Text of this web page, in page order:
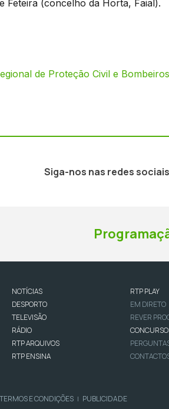
Feteira (concelho da Horta, Faial).
de Proteção Civil e
Siga-nos nas redes sociais
NOTÍCIAS
DESPORTO
TELEVISÃO
RÁDIO
RTP ARQUIVOS
RTP ENSINA
RTP PLAY
EM DIRETO
REVER
TERMOS E CONDIÇÕES | PUBLICIDADE